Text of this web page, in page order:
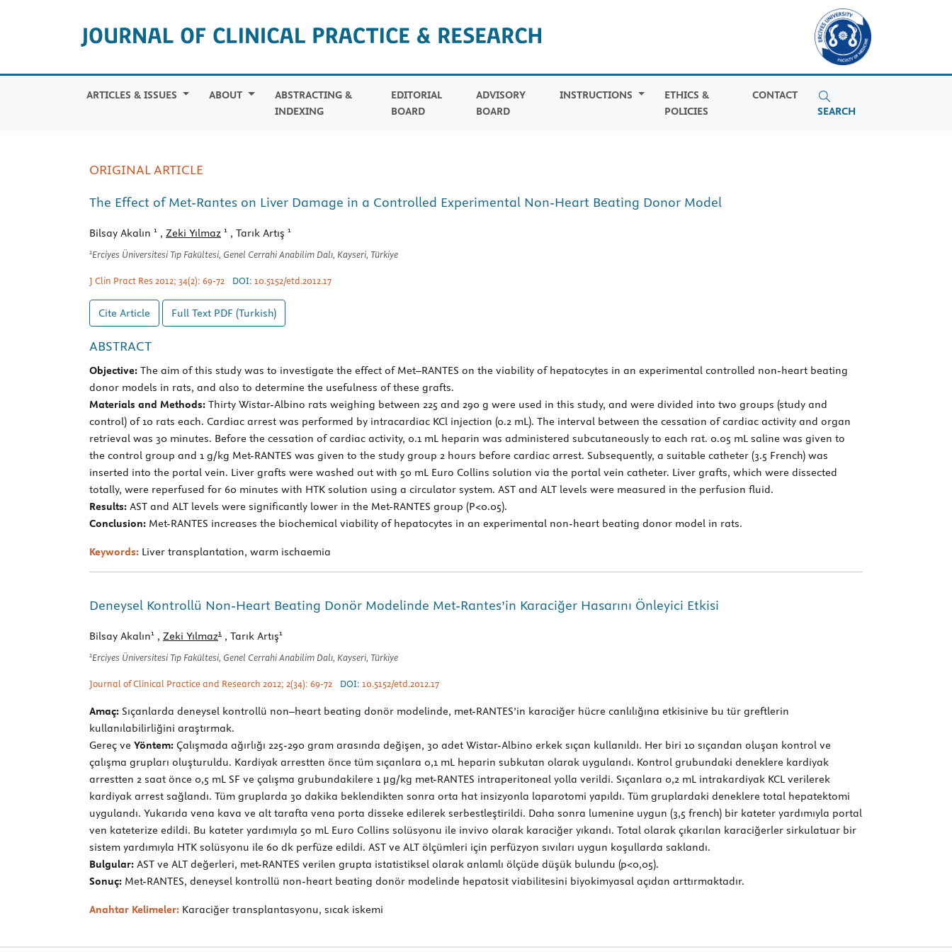
ARTICLES & ISSUES ABOUT
ABSTRACTING &
INDEXING
EDITORIAL
BOARD
ADVISORY
BOARD
INSTRUCTIONS
ETHICS &
POLICIES
CONTACT
SEARCH
ORIGINAL ARTICLE
The Effect of Met-Rantes on Liver Damage in a Controlled Experimental Non-Heart Beating Donor Model
Bilsay Akalın 1 , Zeki Yılmaz 1 , Tarık Artış 1
1Erciyes Üniversitesi Tıp Fakültesi, Genel Cerrahi Anabilim Dalı, Kayseri, Türkiye
J Clin Pract Res 2012; 34(2): 69-72 DOI: 10.5152/etd.2012.17
Cite Article Full Text PDF (Turkish)
ABSTRACT
Objective: The aim of this study was to investigate the effect of Met–RANTES on the viability of hepatocytes in an experimental controlled non-heart beating
donor models in rats, and also to determine the usefulness of these grafts.
Materials and Methods: Thirty Wistar-Albino rats weighing between 225 and 290 g were used in this study, and were divided into two groups (study and
control) of 10 rats each. Cardiac arrest was performed by intracardiac KCl injection (0.2 mL). The interval between the cessation of cardiac activity and organ
retrieval was 30 minutes. Before the cessation of cardiac activity, 0.1 mL heparin was administered subcutaneously to each rat. 0.05 mL saline was given to
the control group and 1 g/kg Met-RANTES was given to the study group 2 hours before cardiac arrest. Subsequently, a suitable catheter (3.5 French) was
inserted into the portal vein. Liver grafts were washed out with 50 mL Euro Collins solution via the portal vein catheter. Liver grafts, which were dissected
totally, were reperfused for 60 minutes with HTK solution using a circulator system. AST and ALT levels were measured in the perfusion fluid.
Results: AST and ALT levels were significantly lower in the Met-RANTES group (P<0.05).
Conclusion: Met-RANTES increases the biochemical viability of hepatocytes in an experimental non-heart beating donor model in rats.
Keywords: Liver transplantation, warm ischaemia
Deneysel Kontrollü Non-Heart Beating Donör Modelinde Met-Rantes’in Karaciğer Hasarını Önleyici Etkisi
Bilsay Akalın1 , Zeki Yılmaz1 , Tarık Artış1
1Erciyes Üniversitesi Tıp Fakültesi, Genel Cerrahi Anabilim Dalı, Kayseri, Türkiye
Journal of Clinical Practice and Research 2012; 2(34): 69-72 DOI: 10.5152/etd.2012.17
Amaç: Sıçanlarda deneysel kontrollü non–heart beating donör modelinde, met-RANTES’in karaciğer hücre canlılığına etkisinive bu tür greftlerin
kullanılabilirliğini araştırmak.
Gereç ve Yöntem: Çalışmada ağırlığı 225-290 gram arasında değişen, 30 adet Wistar-Albino erkek sıçan kullanıldı. Her biri 10 sıçandan oluşan kontrol ve
çalışma grupları oluşturuldu. Kardiyak arrestten önce tüm sıçanlara 0,1 mL heparin subkutan olarak uygulandı. Kontrol grubundaki deneklere kardiyak
arrestten 2 saat önce 0,5 mL SF ve çalışma grubundakilere 1 μg/kg met-RANTES intraperitoneal yolla verildi. Sıçanlara 0,2 mL intrakardiyak KCL verilerek
kardiyak arrest sağlandı. Tüm gruplarda 30 dakika beklendikten sonra orta hat insizyonla laparotomi yapıldı. Tüm gruplardaki deneklere total hepatektomi
uygulandı. Yukarıda vena kava ve alt tarafta vena porta disseke edilerek serbestleştirildi. Daha sonra lumenine uygun (3,5 french) bir kateter yardımıyla portal
ven kateterize edildi. Bu kateter yardımıyla 50 mL Euro Collins solüsyonu ile invivo olarak karaciğer yıkandı. Total olarak çıkarılan karaciğerler sirkulatuar bir
sistem yardımıyla HTK solüsyonu ile 60 dk perfüze edildi. AST ve ALT ölçümleri için perfüzyon sıvıları uygun koşullarda saklandı.
Bulgular: AST ve ALT değerleri, met-RANTES verilen grupta istatistiksel olarak anlamlı ölçüde düşük bulundu (p<0,05).
Sonuç: Met-RANTES, deneysel kontrollü non-heart beating donör modelinde hepatosit viabilitesini biyokimyasal açıdan arttırmaktadır.
Anahtar Kelimeler: Karaciğer transplantasyonu, sıcak iskemi